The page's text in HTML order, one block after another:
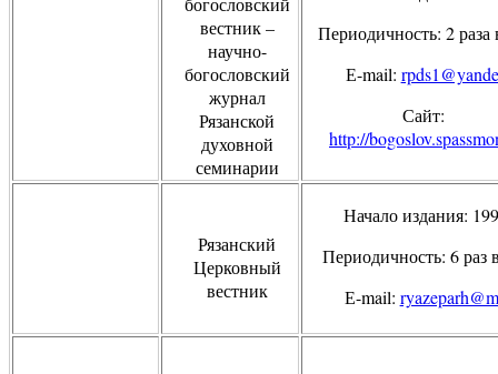
вестник –
научно-
богословский
журнал
Рязанской
духовной
семинарии
Периодичность: 2 раза
Е-mail:
Сайт:
http://bogoslov.
Рязанский
Церковный
вестник
Начало издания:
Периодичность: 6 раз
Е-mail: